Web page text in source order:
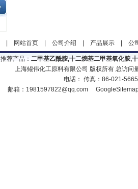
网站首页| 公司介绍 产品展示| 公
推荐产品： 二甲基乙酰胺,十二烷基二甲基氧化胺,
上海鲲伟化工原料有限公司 版权所有 总访问
电话： 传真：86-021-
邮箱： 1981597822@qq.com